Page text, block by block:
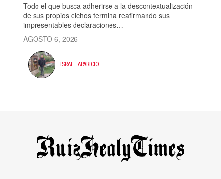
Todo el que busca adherirse a la descontextualización
de sus propios dichos termina reafirmando sus
impresentables declaraciones…
AGOSTO 6, 2026
ISRAEL APARICIO